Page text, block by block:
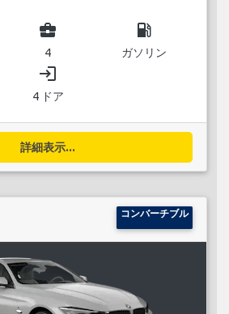
business_center
4
local_gas_station
ガソリン
login
4 ドア
詳細表示...
コンバーチブル